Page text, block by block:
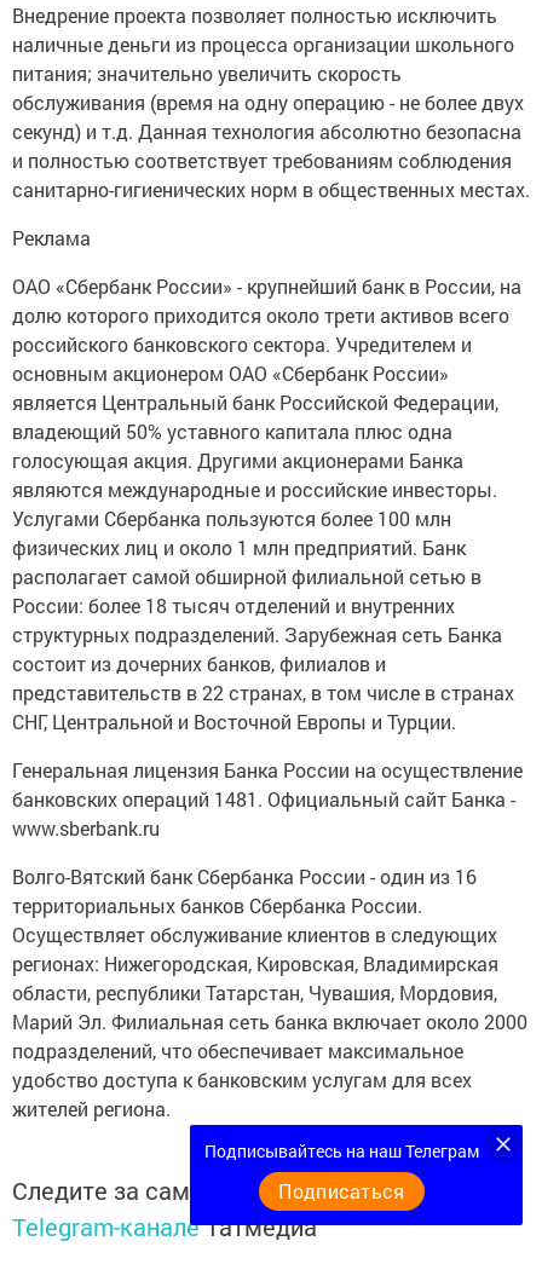
Внедрение проекта позволяет полностью исключить
наличные деньги из процесса организации школьного
питания; значительно увеличить скорость
обслуживания (время на одну операцию - не более двух
секунд) и т.д. Данная технология абсолютно безопасна
и полностью соответствует требованиям соблюдения
санитарно-гигиенических норм в общественных местах.
Реклама
ОАО «Сбербанк России» - крупнейший банк в России, на
долю которого приходится около трети активов всего
российского банковского сектора. Учредителем и
основным акционером ОАО «Сбербанк России»
является Центральный банк Российской Федерации,
владеющий 50% уставного капитала плюс одна
голосующая акция. Другими акционерами Банка
являются международные и российские инвесторы.
Услугами Сбербанка пользуются более 100 млн
физических лиц и около 1 млн предприятий. Банк
располагает самой обширной филиальной сетью в
России: более 18 тысяч отделений и внутренних
структурных подразделений. Зарубежная сеть Банка
состоит из дочерних банков, филиалов и
представительств в 22 странах, в том числе в странах
СНГ, Центральной и Восточной Европы и Турции.
Генеральная лицензия Банка России на осуществление
банковских операций 1481. Официальный сайт Банка -
www.sberbank.ru
Волго-Вятский банк Сбербанка России - один из 16
территориальных банков Сбербанка России.
Осуществляет обслуживание клиентов в следующих
регионах: Нижегородская, Кировская, Владимирская
области, республики Татарстан, Чувашия, Мордовия,
Марий Эл. Филиальная сеть банка включает около 2000
подразделений, что обеспечивает максимальное
удобство доступа к банковским услугам для всех
жителей региона.
Следите за самым важным и интересным в
Telegram-каналеТатмедиа
Подписывайтесь на наш Телеграм
Подписаться